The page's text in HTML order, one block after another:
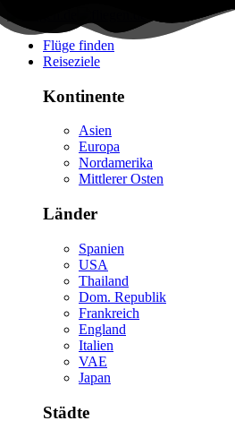
Flüge finden
Reiseziele
Kontinente
Asien
Europa
Nordamerika
Mittlerer Osten
Länder
Spanien
USA
Thailand
Dom. Republik
Frankreich
England
Italien
VAE
Japan
Städte